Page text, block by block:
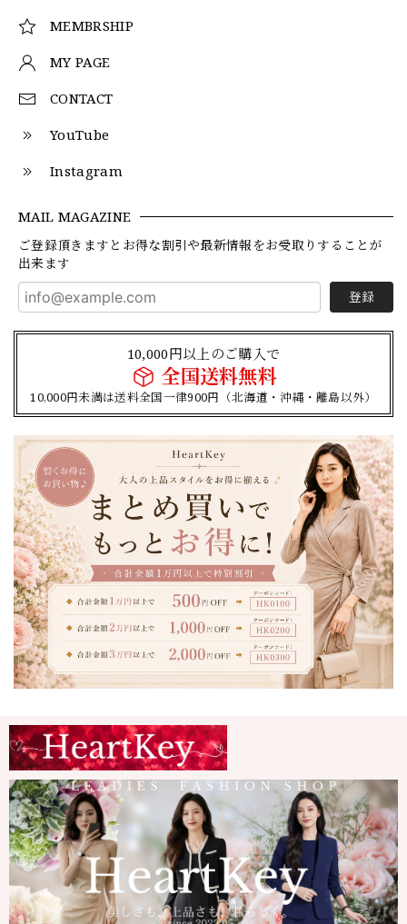
MEMBRSHIP
MY PAGE
CONTACT
YouTube
Instagram
MAIL MAGAZINE
ご登録頂きますとお得な割引や最新情報をお受取りすることが
出来ます
登録
10,000円以上のご購入で
全国送料無料
10,000円未満は送料全国一律900円（北海道・沖縄・離島以外）